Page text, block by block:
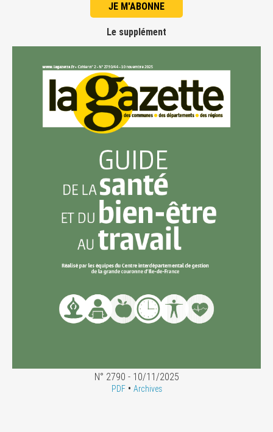
JE M'ABONNE
Le supplément
N° 2790 - 10/11/2025
PDF• Archives